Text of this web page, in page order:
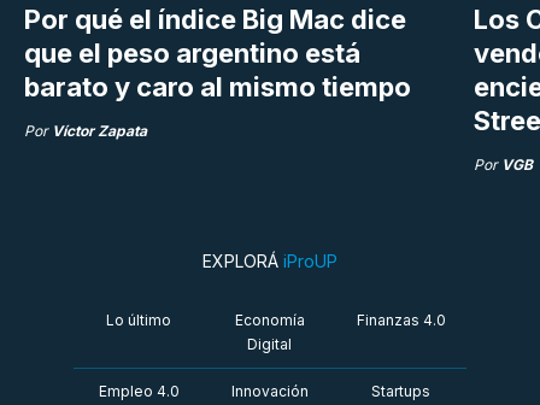
Por qué el índice Big Mac dice
que el peso argentino está
barato y caro al mismo tiempo
Por Víctor Zapata
Los
Por VGB
EXPLORÁ iProUP
Lo último
Economía
Digital
Finanzas 4.0
Empleo 4.0 Innovación Startups